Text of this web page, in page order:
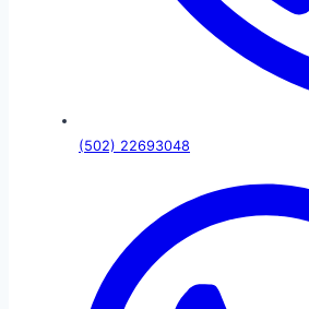
(502) 22693048